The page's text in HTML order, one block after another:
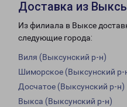
Доставка из
Из филиала в Выксе
следующие города:
Виля (Выксунский р-н)
Шиморское (Выксунский р-
Досчатое (Выксунский р-н)
Выкса (Выксунский р-н)